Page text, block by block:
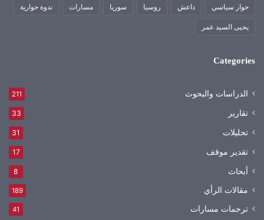
حوار سياسي داعش روسيا سوريا مسارات ندوة حوارية
يحيى السيد عمر
Categories
الدراسات والبحوث 211
تقارير 33
تحليلات 31
تقدير موقف 17
أبحاث 8
مقالات الرأي 189
ترجمات مسارات 41